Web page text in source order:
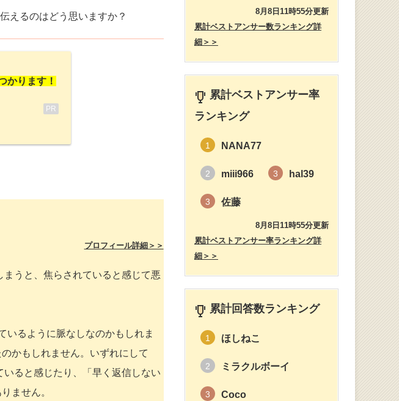
えるのはどう思いますか？
かります！
PR
プロフィール詳細＞＞
うと、焦らされていると感じて悪
いるように脈なしなのかもしれま
かもしれません。いずれにして
ると感じたり、「早く返信しない
ません。
8月8日11時55分更新
累計ベストアンサー数ランキング詳
細＞＞
累計ベストアンサー率
ランキング
1 NANA77
2 miii966 3 hal39
3 佐藤
8月8日11時55分更新
累計ベストアンサー率ランキング詳
細＞＞
累計回答数ランキング
1 ほしねこ
2 ミラクルボーイ
3 Coco